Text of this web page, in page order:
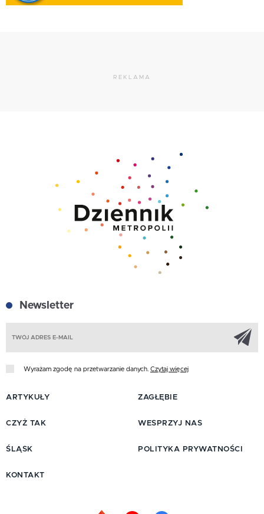
REKLAMA
Newsletter
Wyrażam zgodę na przetwarzanie danych. Czytaj więcej
ARTYKUŁY
CZYŻ TAK
ŚLĄSK
ZAGŁĘBIE
WESPRZYJ NAS
POLITYKA PRYWATNOŚCI
KONTAKT